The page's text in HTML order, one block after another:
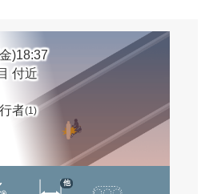
)18:37
付近
者(1)
他